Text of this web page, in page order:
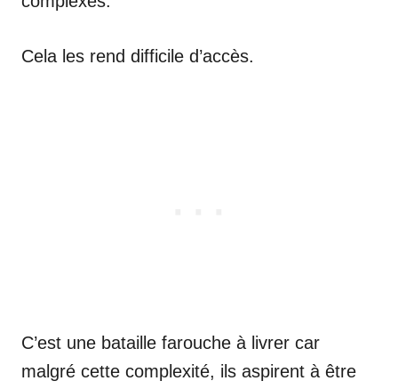
Cela les rend difficile d’accès.
C’est une bataille farouche à livrer car
malgré cette complexité, ils aspirent à être